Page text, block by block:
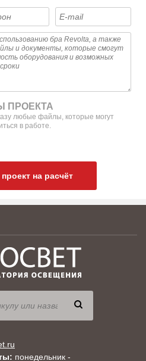
ПРОЕКТА
любые файлы, которые могут
в работе.
на расчёт
понедельник -